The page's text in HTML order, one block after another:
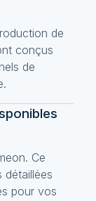
de
conçus
de
Ce
détaillées
pour vos